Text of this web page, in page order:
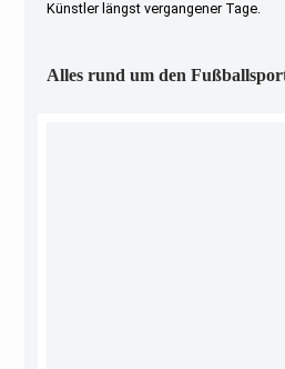
Künstler längst vergangener Tage.
Alles rund um den